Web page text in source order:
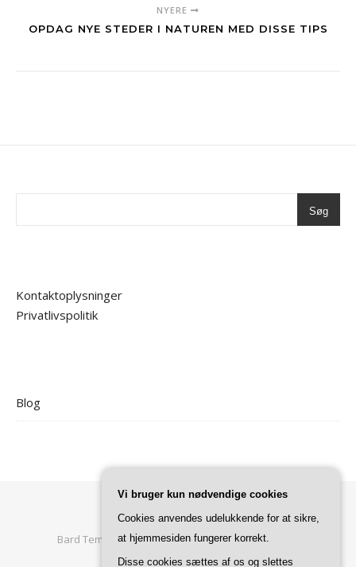
NYERE
OPDAG NYE STEDER I NATUREN MED DISSE TIPS
Søg
Kontaktoplysninger
Privatlivspolitik
Blog
Bard Tema afWP Royal. Forside Privatlivspolitik
Vi bruger kun nødvendige cookies
Cookies anvendes udelukkende for at sikre,
at hjemmesiden fungerer korrekt.
Disse cookies sættes af os og slettes